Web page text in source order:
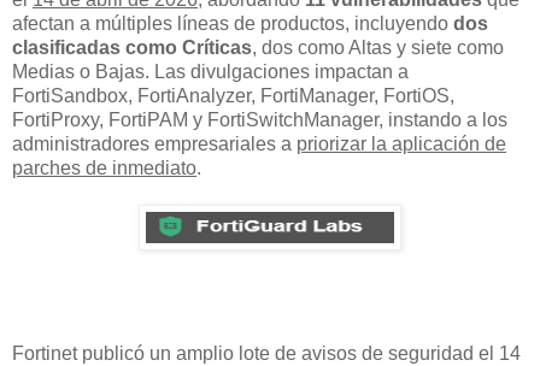
afectan a múltiples líneas de productos, incluyendo dos
clasificadas como Críticas, dos como Altas y siete como
Medias o Bajas. Las divulgaciones impactan a
FortiSandbox, FortiAnalyzer, FortiManager, FortiOS,
FortiProxy, FortiPAM y FortiSwitchManager, instando a los
administradores empresariales a priorizar la aplicación de
parches de inmediato.
Fortinet publicó un amplio lote de avisos de seguridad el 14